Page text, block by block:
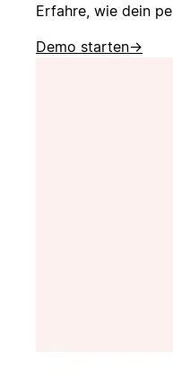
Erfahre, wie dein
Demo starten→